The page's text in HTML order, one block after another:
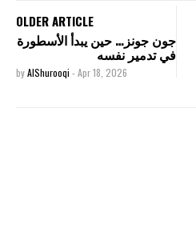
OLDER ARTICLE
جون جونز… حين يبدأ الأسطورة
في تدمير نفسه
byAlShurooqi - Apr 18, 2026